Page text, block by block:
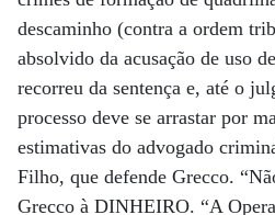
descaminho (contra a ordem
absolvido da acusação de uso
recorreu da sentença e, até o
processo deve se arrastar por
estimativas do advogado
Filho, que defende Grecco.
Grecco à DINHEIRO. “A